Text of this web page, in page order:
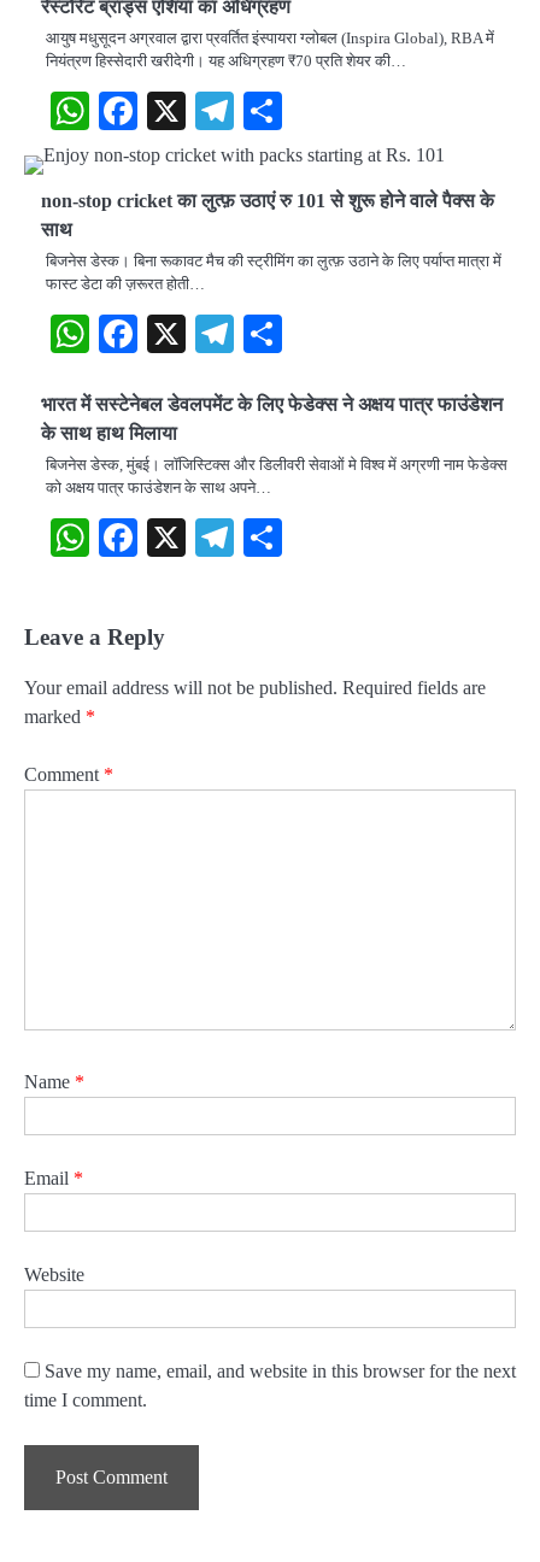
रेस्टोरेंट ब्रांड्स एशिया का अधिग्रहण
आयुष मधुसूदन अग्रवाल द्वारा प्रवर्तित इंस्पायरा ग्लोबल (Inspira Global), RBA में
नियंत्रण हिस्सेदारी खरीदेगी। यह अधिग्रहण ₹70 प्रति शेयर की…
WhatsApp
Facebook
X Telegram
non-stop cricket का लुत्फ़ उठाएं रु 101 से शुरू होने वाले पैक्स के
साथ
बिजनेस डेस्क। बिना रूकावट मैच की स्ट्रीमिंग का लुत्फ़ उठाने के लिए पर्याप्त मात्रा में
फास्ट डेटा की ज़रूरत होती…
WhatsApp
Facebook
X Telegram
भारत में सस्टेनेबल डेवलपमेंट के लिए फेडेक्स ने अक्षय पात्र फाउंडेशन
के साथ हाथ मिलाया
बिजनेस डेस्क, मुंबई। लॉजिस्टिक्स और डिलीवरी सेवाओं मे विश्व में अग्रणी नाम फेडेक्स
को अक्षय पात्र फाउंडेशन के साथ अपने…
WhatsApp
Facebook
X Telegram
Leave a Reply
Your email address will not be published. Required fields are
marked *
Comment *
Name *
Email *
Website
Save my name, email, and website in this browser for the next
time I comment.